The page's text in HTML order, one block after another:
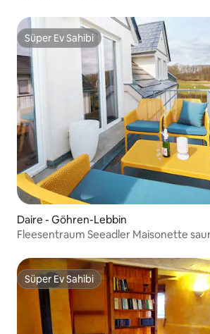
Süper Ev Sahibi
Süper Ev Sahibi
Daire - Göhren-Lebbin
Fleesentraum Seeadler Maisonette
Süper Ev Sahibi
Süper Ev Sahibi